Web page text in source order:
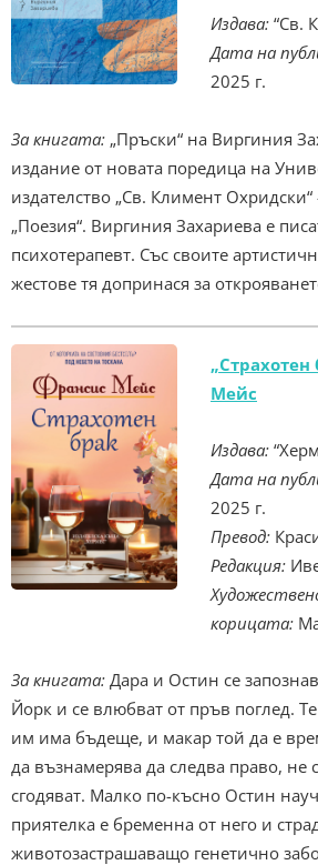
Издава: “Св.
Дата на
2025 г.
За книгата: „Пръски“ на Виргиния
издание от новата поредица на
издателство „Св. Климент
„Поезия“. Виргиния Захариева е
психотерапевт. Със своите
жестове тя допринася за
„Страхотен
Мейс
Издава:
Дата на
2025 г.
Превод:
Редакция:
корицата:
За книгата: Дара и Остин се
Йорк и се влюбват от пръв поглед.
им има бъдеще, и макар той да е
да възнамерява да следва правo, не
сгодяват. Малко по-късно Остин
приятелка е бременна от него и
животозастрашаващо генетично